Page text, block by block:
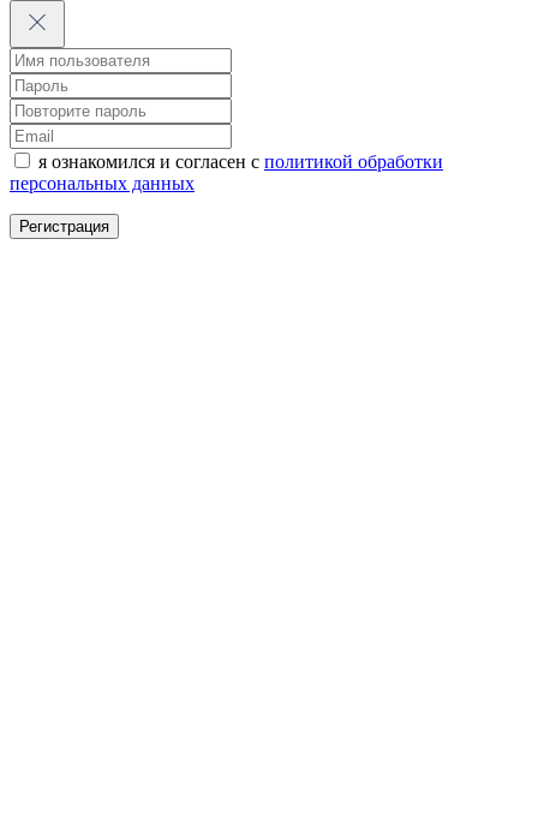
я ознакомился и согласен с политикой обработки
персональных данных
Регистрация